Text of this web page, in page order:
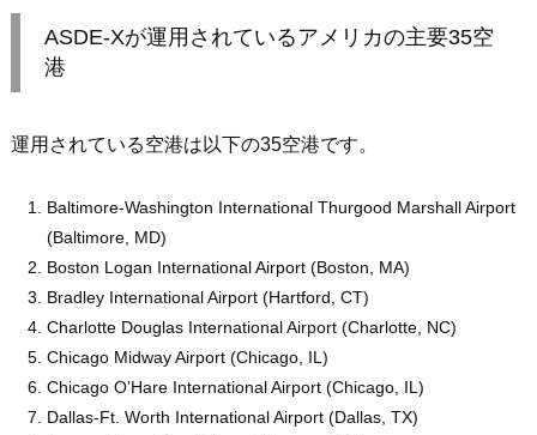
ASDE-Xが運用されているアメリカの主要35空
港
運用されている空港は以下の35空港です。
Baltimore-Washington International Thurgood Marshall Airport
(Baltimore, MD)
Boston Logan International Airport (Boston, MA)
Bradley International Airport (Hartford, CT)
Charlotte Douglas International Airport (Charlotte, NC)
Chicago Midway Airport (Chicago, IL)
Chicago O’Hare International Airport (Chicago, IL)
Dallas-Ft. Worth International Airport (Dallas, TX)